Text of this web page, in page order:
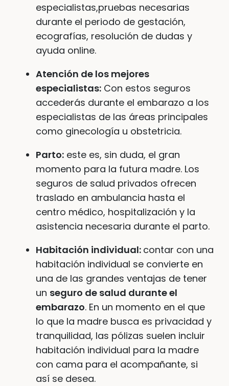
especialistas,pruebas necesarias
durante el periodo de gestación,
ecografías, resolución de dudas y
ayuda online.
Atención de los mejores
especialistas: Con estos seguros
accederás durante el embarazo a los
especialistas de las áreas principales
como ginecología u obstetricia.
Parto: este es, sin duda, el gran
momento para la futura madre. Los
seguros de salud privados ofrecen
traslado en ambulancia hasta el
centro médico, hospitalización y la
asistencia necesaria durante el parto.
Habitación individual: contar con una
habitación individual se convierte en
una de las grandes ventajas de tener
un seguro de salud durante el
embarazo. En un momento en el que
lo que la madre busca es privacidad y
tranquilidad, las pólizas suelen incluir
habitación individual para la madre
con cama para el acompañante, si
así se desea.